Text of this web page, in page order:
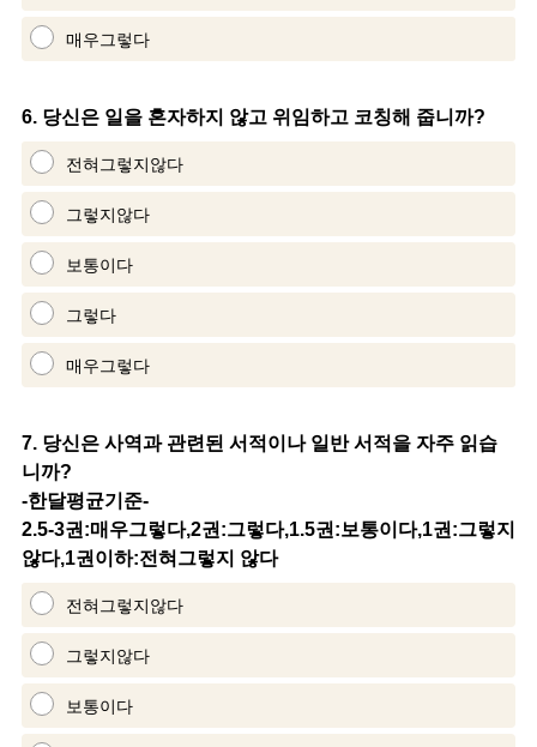
매우그렇다
Question
Title
6. 당신은 일을 혼자하지 않고 위임하고 코칭해 줍니까?
전혀그렇지않다
그렇지않다
보통이다
그렇다
매우그렇다
Question
Title
7. 당신은 사역과 관련된 서적이나 일반 서적을 자주 읽습
니까?
-한달평균기준-
2.5-3권:매우그렇다,2권:그렇다,1.5권:보통이다,1권:그렇지
않다,1권이하:전혀그렇지 않다
전혀그렇지않다
그렇지않다
보통이다